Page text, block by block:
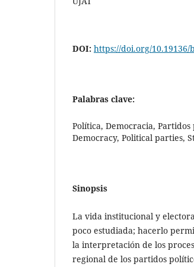
DOI: https://doi.org/10.19136/
Palabras clave:
Política, Democracia,
Democracy, Political parties,
Sinopsis
La vida institucional y
poco estudiada; hacerlo
la interpretación de los
regional de los partidos